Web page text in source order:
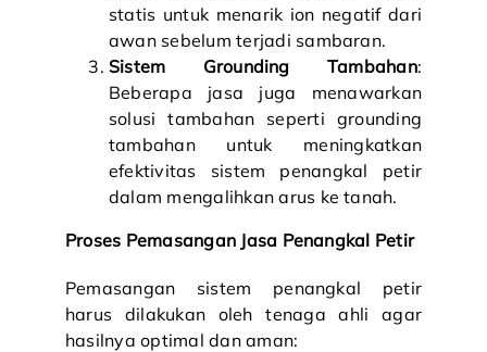
statis untuk menarik ion negatif dari
awan sebelum terjadi sambaran.
Sistem Grounding Tambahan:
Beberapa jasa juga menawarkan
solusi tambahan seperti grounding
tambahan untuk meningkatkan
efektivitas sistem penangkal petir
dalam mengalihkan arus ke tanah.
Proses Pemasangan Jasa Penangkal Petir
Pemasangan sistem penangkal petir
harus dilakukan oleh tenaga ahli agar
hasilnya optimal dan aman: